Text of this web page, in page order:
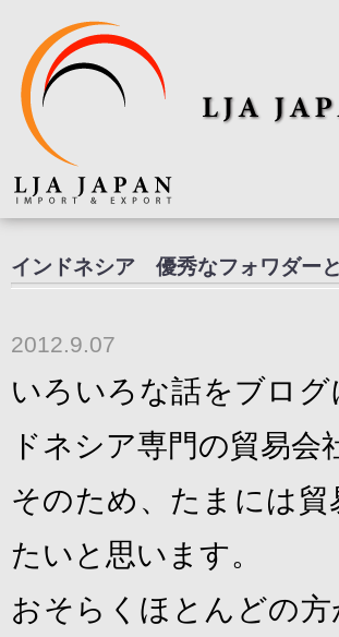
インドネシア 優秀なフォワダー
2012.9.07
いろいろな話をブロ
ドネシア専門の貿易会
そのため、たまには
たいと思います。
おそらくほとんどの